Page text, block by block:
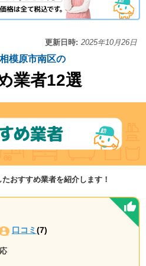
更新日時: 2025年10月26日
模原市南区の
業者12選
おすすめ業者を紹介します！
口コミ(7)